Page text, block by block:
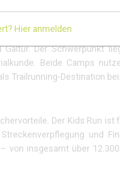
an. Das PIUT Camp
und Wettkampfstrategie
Workshops und
Der Schwerpunkt
Beide Camps
Trailrunning-Destination bei.
Der Kids Run ist
und
von insgesamt über 12.300
Hier anmelden